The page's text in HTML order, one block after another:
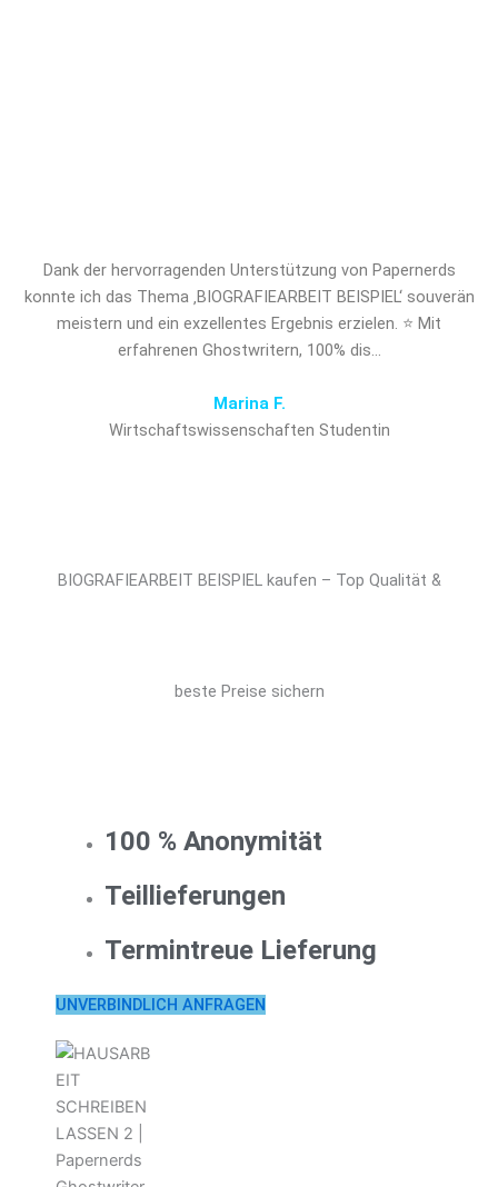
Dank der hervorragenden Unterstützung von Papernerds
konnte ich das Thema ‚BIOGRAFIEARBEIT BEISPIEL‘ souverän
meistern und ein exzellentes Ergebnis erzielen. ⭐ Mit
erfahrenen Ghostwritern, 100% dis…
Marina F.
Wirtschaftswissenschaften Studentin
BIOGRAFIEARBEIT BEISPIEL kaufen – Top Qualität &
beste Preise sichern
100 % Anonymität
Teillieferungen
Termintreue Lieferung
UNVERBINDLICH ANFRAGEN